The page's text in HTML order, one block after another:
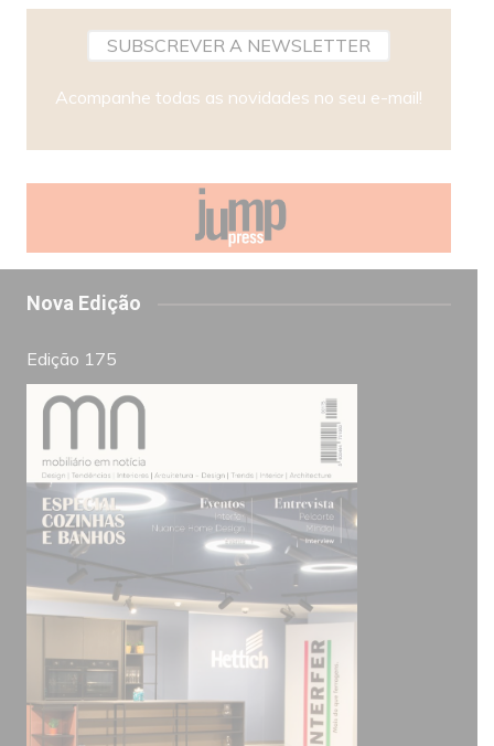
SUBSCREVER A NEWSLETTER
Acompanhe todas as novidades no seu e-mail!
Nova Edição
Edição 175